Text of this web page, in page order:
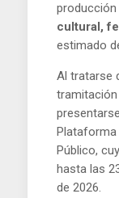
cultural,
estimado
Al tratarse
Público,
hasta las
de 2026.